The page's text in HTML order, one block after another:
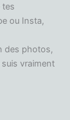
tes
ou Insta,
des photos,
vraiment